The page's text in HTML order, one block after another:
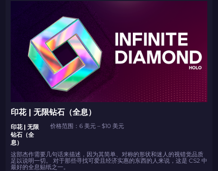
印花 | 无限钻石（全息）
印花 | 无限
钻石（全
息）
价格范围：6 美元 – $10 美元
这部杰作需要几句话来描述，因为其简单、对称的形状和迷人的视错觉品质
足以说明一切。 对于那些寻找可爱且经济实惠的东西的人来说，这是 CS2 中
最好的全息贴纸之一。